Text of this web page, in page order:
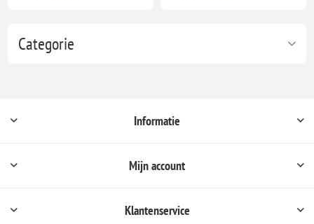
Categorie
Informatie
Mijn account
Klantenservice